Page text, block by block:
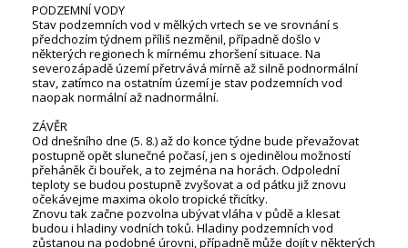
PODZEMNÍ VODY
Stav podzemních vod v mělkých vrtech se ve srovnání s
předchozím týdnem příliš nezměnil, případně došlo v
některých regionech k mírnému zhoršení situace. Na
severozápadě území přetrvává mírně až silně podnormální
stav, zatímco na ostatním území je stav podzemních vod
naopak normální až nadnormální.
ZÁVĚR
Od dnešního dne (5. 8.) až do konce týdne bude převažovat
postupně opět slunečné počasí, jen s ojedinělou možností
přeháněk či bouřek, a to zejména na horách. Odpolední
teploty se budou postupně zvyšovat a od pátku již znovu
očekávejme maxima okolo tropické třicítky.
Znovu tak začne pozvolna ubývat vláha v půdě a klesat
budou i hladiny vodních toků. Hladiny podzemních vod
zůstanou na podobné úrovni, případně může dojít v některých